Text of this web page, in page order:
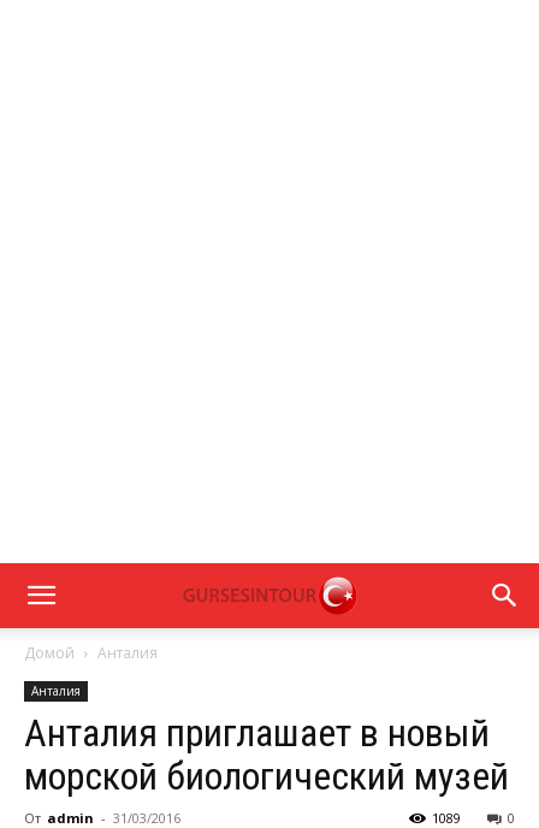
Домой Анталия
Анталия
Анталия приглашает в новый
морской биологический музей
От admin - 31/03/2016 0
1089